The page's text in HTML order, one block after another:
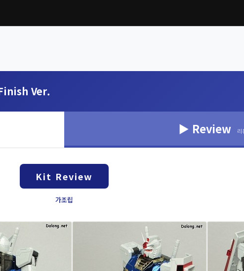
Ver.
▶ Review 리
Kit Review
가조립